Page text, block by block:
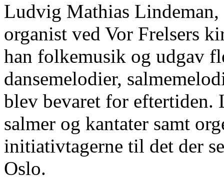
Ludvig Mathias
organist ved Vor Frelsers
han folkemusik og udgav
dansemelodier,
blev bevaret for eftertiden.
salmer og kantater samt
initiativtagerne til det der
Oslo.